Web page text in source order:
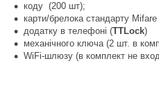
коду (200 шт);
карти/брелока стандарту
додатку в телефоні (TTLock)
механічного ключа (2 шт. в
WiFi-шлюзу (в комплект не